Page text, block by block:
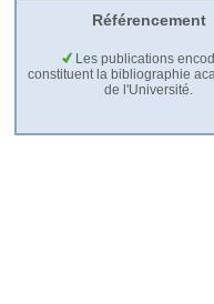
Référencement
Les publications
constituent la bibliographie
de l'Université.